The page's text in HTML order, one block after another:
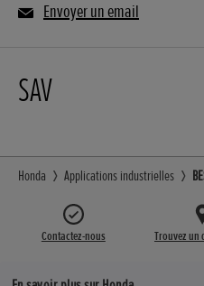
Envoyer un email
SAV
Honda Applications industrielles
Contactez-nous Trouvez